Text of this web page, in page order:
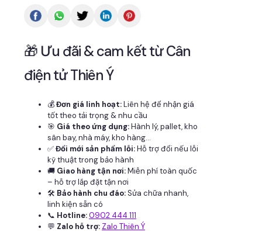
🎁 Ưu đãi & cam kết từ Cân
điện tử Thiên Ý
💰Đơn giá linh hoạt:Liên hệ để nhận giá
tốt theo tải trọng & nhu cầu
🎯 Giá theo ứng dụng:Hành lý, pallet, kho
sân bay, nhà máy, kho hàng...
✅Đổi mới sản phẩm lỗi:Hỗ trợ đổi nếu lỗi
kỹ thuật trong bảo hành
🚚 Giao hàng tận nơi:Miễn phí toàn quốc
– hỗ trợ lắp đặt tận nơi
🛠 Bảo hành chu đáo:Sửa chữa nhanh,
linh kiện sẵn có
📞 Hotline:0902 444 111
💬 Zalo hỗ trợ: Zalo Thiên Ý